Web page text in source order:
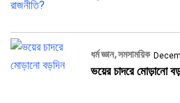
ধর্ম জ্ঞান সমসাময়িক
ভয়ের চাদরে মোড়ানো